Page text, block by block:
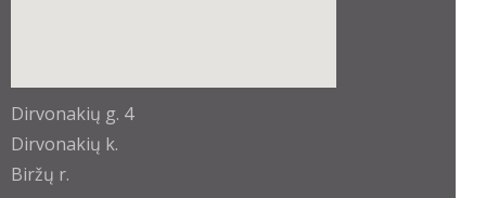
Dirvonakių g. 4
Dirvonakių k.
Biržų r.